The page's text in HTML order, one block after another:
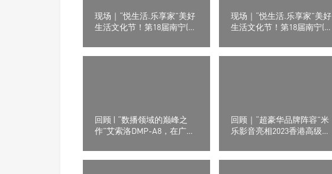
现场｜“悦生活.乐享家”美好
生活文化节！第18届南宁(东
现场｜“悦生活.乐享家”美好
生活文化节！第18届南宁(东
回顾 | “数播领域的巅峰之
作”艾索洛DMP-A8，在广州
竟带来了什么？
回顾｜“超豪华品牌阵容”米
乐影音亮相2023香港高级视